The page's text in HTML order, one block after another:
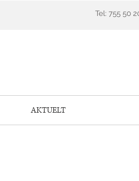
Tel: 755 50
AKTUELT